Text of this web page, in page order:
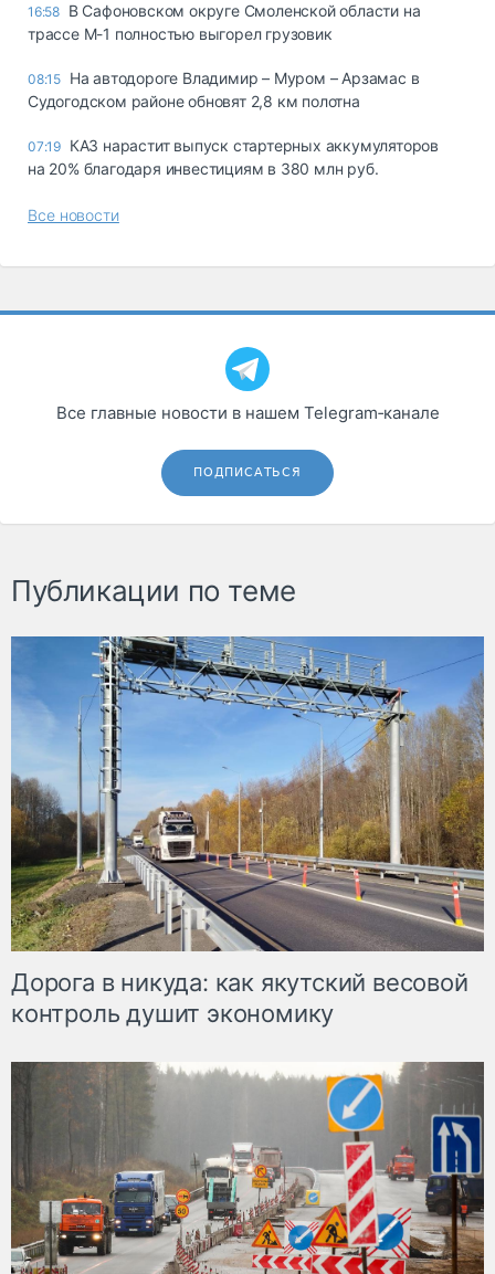
16:58 В Сафоновском округе Смоленской области на
трассе М-1 полностью выгорел грузовик
08:15 На автодороге Владимир – Муром – Арзамас в
Судогодском районе обновят 2,8 км полотна
07:19 КАЗ нарастит выпуск стартерных аккумуляторов
на 20% благодаря инвестициям в 380 млн руб.
Все новости
Все главные новости в нашем Telegram‑канале
ПОДПИСАТЬСЯ
Публикации по теме
Дорога в никуда: как якутский весовой
контроль душит экономику